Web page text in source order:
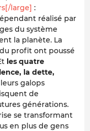
large] :
réalisé par
du système
la planète. La
profit ont poussé
les quatre
la dette,
leurs galops
de
générations.
se transformant
en plus de gens